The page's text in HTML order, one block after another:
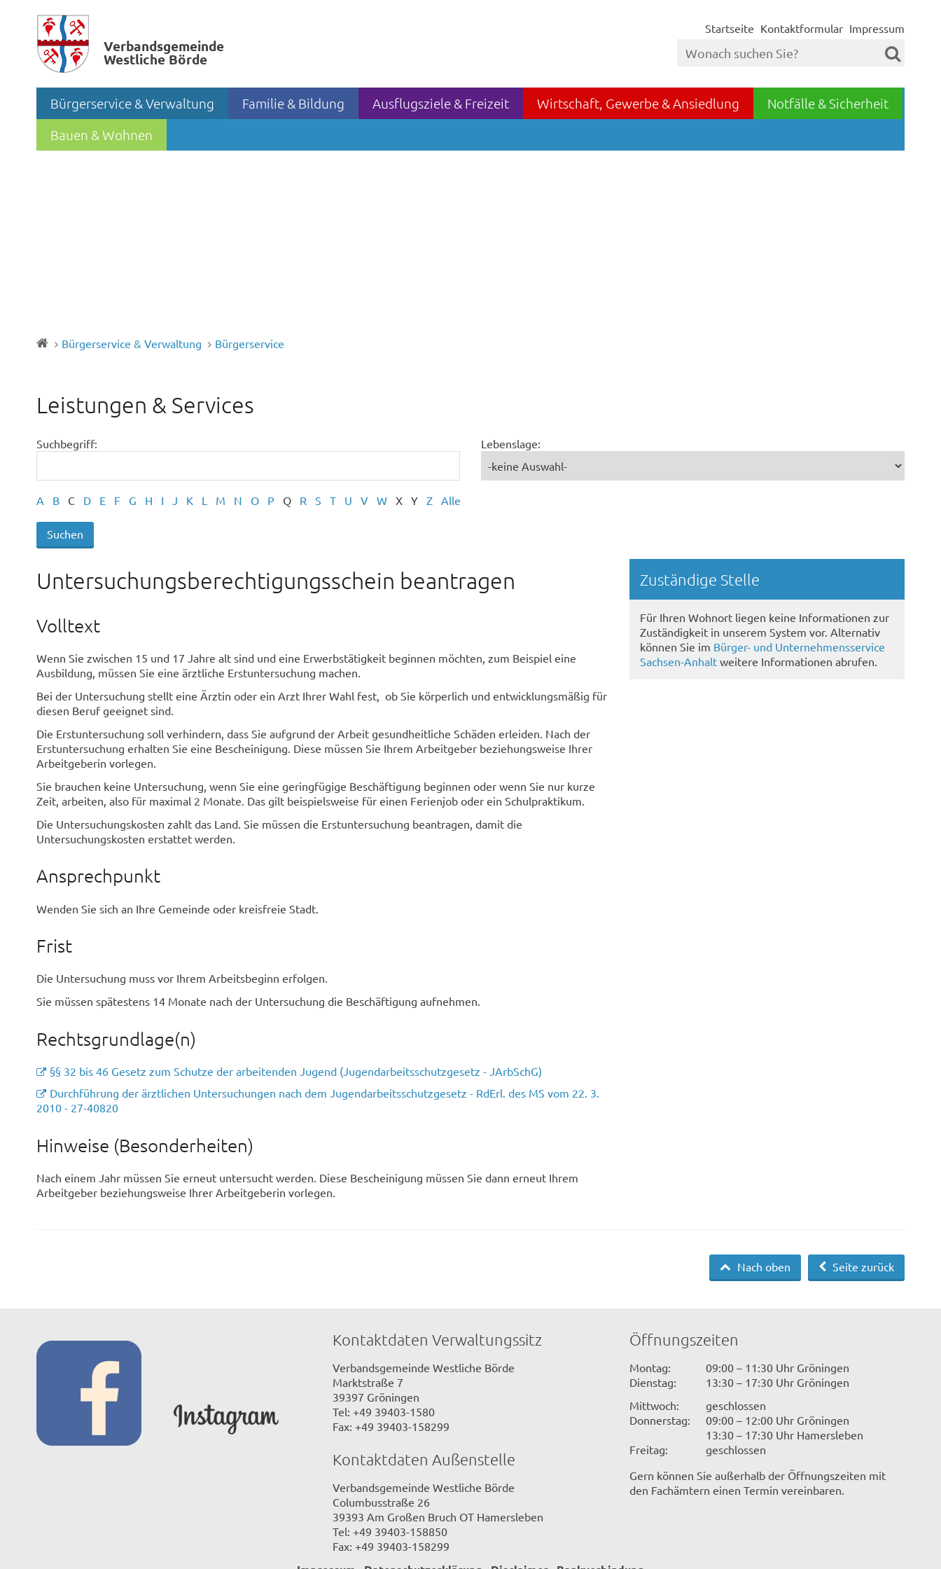
Verbands­gemeinde
Westliche Börde
Startseite Kontaktformular Impressum
Bürgerservice & Verwaltung Familie & Bildung Ausflugsziele & Freizeit Wirtschaft, Gewerbe & Ansiedlung
Notfälle & Sicherheit
Bauen & Wohnen
Bürgerservice & Verwaltung Bürgerservice
Leistungen & Services
Suchbegriff: Lebenslage:
A B C D E F G H I J K L M N O P Q R S T U V W X Y Z Alle
Untersuchungsberechtigungsschein beantragen
Volltext
Wenn Sie zwischen 15 und 17 Jahre alt sind und eine Erwerbstätigkeit beginnen möchten, zum Beispiel eine
Ausbildung, müssen Sie eine ärztliche Erstuntersuchung machen.
Bei der Untersuchung stellt eine Ärztin oder ein Arzt Ihrer Wahl fest, ob Sie körperlich und entwicklungsmäßig für
diesen Beruf geeignet sind.
Die Erstuntersuchung soll verhindern, dass Sie aufgrund der Arbeit gesundheitliche Schäden erleiden. Nach der
Erstuntersuchung erhalten Sie eine Bescheinigung. Diese müssen Sie Ihrem Arbeitgeber beziehungsweise Ihrer
Arbeitgeberin vorlegen.
Sie brauchen keine Untersuchung, wenn Sie eine geringfügige Beschäftigung beginnen oder wenn Sie nur kurze
Zeit, arbeiten, also für maximal 2 Monate. Das gilt beispielsweise für einen Ferienjob oder ein Schulpraktikum.
Die Untersuchungskosten zahlt das Land. Sie müssen die Erstuntersuchung beantragen, damit die
Untersuchungskosten erstattet werden.
Ansprechpunkt
Wenden Sie sich an Ihre Gemeinde oder kreisfreie Stadt.
Frist
Die Untersuchung muss vor Ihrem Arbeitsbeginn erfolgen.
Sie müssen spätestens 14 Monate nach der Untersuchung die Beschäftigung aufnehmen.
Rechtsgrundlage(n)
§§ 32 bis 46 Gesetz zum Schutze der arbeitenden Jugend (Jugendarbeitsschutzgesetz - JArbSchG)
Durchführung der ärztlichen Untersuchungen nach dem Jugendarbeitsschutzgesetz - RdErl. des MS vom 22. 3.
2010 - 27-40820
Hinweise (Besonderheiten)
Nach einem Jahr müssen Sie erneut untersucht werden. Diese Bescheinigung müssen Sie dann erneut Ihrem
Arbeitgeber beziehungsweise Ihrer Arbeitgeberin vorlegen.
Randspalte
Zuständige Stelle
Für Ihren Wohnort liegen keine Informationen zur
Zuständigkeit in unserem System vor. Alternativ
können Sie im Bürger- und Unternehmensservice
Sachsen-Anhaltweitere Informationen abrufen.
Seite zurück
Nach oben
Kontaktdaten Verwaltungssitz
Verbandsgemeinde Westliche Börde
Marktstraße 7
39397 Gröningen
Tel: +49 39403-1580
Fax: +49 39403-158299
Kontaktdaten Außenstelle
Verbandsgemeinde Westliche Börde
Columbusstraße 26
39393 Am Großen Bruch OT Hamersleben
Tel: +49 39403-158850
Fax: +49 39403-158299
Öffnungszeiten
Montag:
09:00 – 11:30 Uhr Gröningen
Dienstag:
13:30 – 17:30 Uhr Gröningen
Mittwoch:
geschlossen
Donnerstag:
09:00 – 12:00 Uhr Gröningen
13:30 – 17:30 Uhr Hamersleben
Freitag:
geschlossen
Gern können Sie außerhalb der Öffnungszeiten mit
den Fachämtern einen Termin vereinbaren.